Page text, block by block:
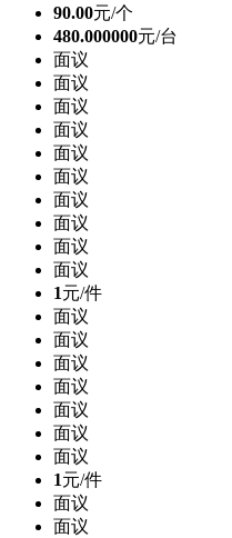
90.00元/个
480.000000元/台
面议
面议
面议
面议
面议
面议
面议
面议
面议
面议
1元/件
面议
面议
面议
面议
面议
面议
面议
1元/件
面议
面议